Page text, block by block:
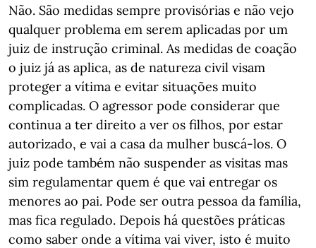
Não. São medidas sempre provisórias e não vejo
qualquer problema em serem aplicadas por um
juiz de instrução criminal. As medidas de coação
o juiz já as aplica, as de natureza civil visam
proteger a vítima e evitar situações muito
complicadas. O agressor pode considerar que
continua a ter direito a ver os filhos, por estar
autorizado, e vai a casa da mulher buscá-los. O
juiz pode também não suspender as visitas mas
sim regulamentar quem é que vai entregar os
menores ao pai. Pode ser outra pessoa da família,
mas fica regulado. Depois há questões práticas
como saber onde a vítima vai viver, isto é muito